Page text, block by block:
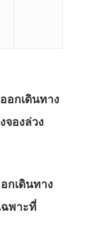
อกเดินทาง
จองล่วง
กเดินทาง
ฉพาะที่